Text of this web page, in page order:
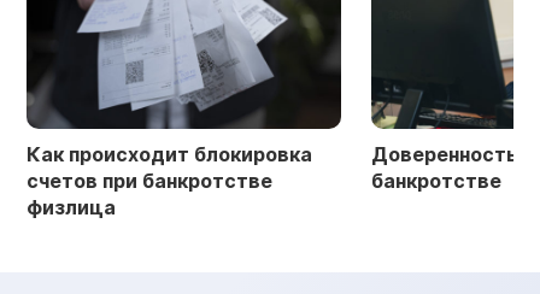
Как происходит блокировка
счетов при банкротстве
физлица
Доверенность
банкротстве